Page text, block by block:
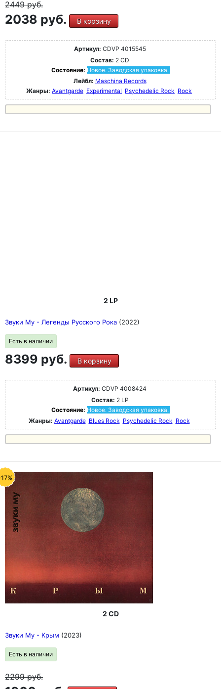
2449руб.
2038 руб. В корзину
Артикул: CDVP 4015545
Состав: 2 CD
Состояние: Новое. Заводская упаковка.
Лейбл: Maschina Records
Жанры: Avantgarde Experimental Psychedelic Rock Rock
2 LP
Звуки Му - Легенды Русского Рока (2022)
Есть в наличии
8399 руб. В корзину
Артикул: CDVP 4008424
Состав: 2 LP
Состояние: Новое. Заводская упаковка.
Жанры: Avantgarde Blues Rock Psychedelic Rock Rock
2 CD
Звуки Му - Крым (2023)
Есть в наличии
2299руб.